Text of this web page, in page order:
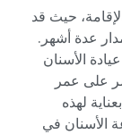
حيث قد
عدة أشهر.
الأسنان
على عمر
لهذه
الأسنان في